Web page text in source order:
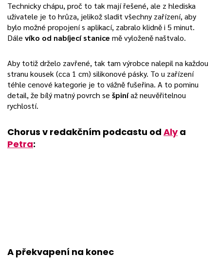
Technicky chápu, proč to tak mají řešené, ale z hlediska
uživatele je to hrůza, jelikož sladit všechny zařízení, aby
bylo možné propojení s aplikací, zabralo klidně i 5 minut.
Dále víko od nabíjecí stanice mě vyloženě naštvalo.
Aby totiž drželo zavřené, tak tam výrobce nalepil na každou
stranu kousek (cca 1 cm) silikonové pásky. To u zařízení
téhle cenové kategorie je to vážně fušeřina. A to pominu
detail, že bílý matný povrch se špiníaž neuvěřitelnou
rychlostí.
Chorus v redakčním podcastu od Alya
Petra:
A překvapení na konec